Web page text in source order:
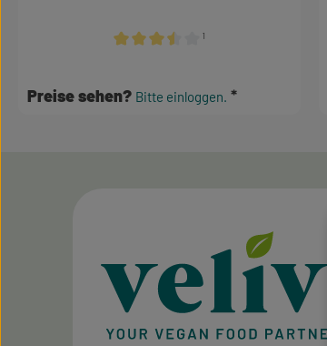
¹
Preise sehen? Bitte einloggen.